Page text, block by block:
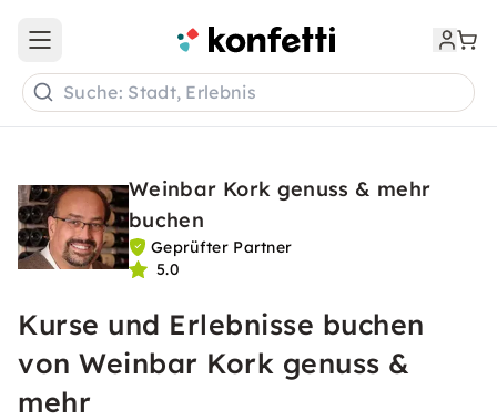
Open main menu
Suche: Stadt, Erlebnis
Weinbar Kork genuss & mehr
buchen
Geprüfter Partner
5.0
Kurse und Erlebnisse buchen
von Weinbar Kork genuss &
mehr